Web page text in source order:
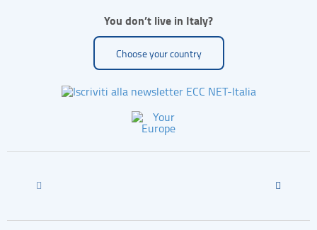
You don’t live in Italy?
Choose your country